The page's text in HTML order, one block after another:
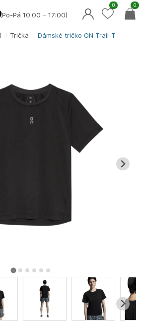
Trička Dámské tričko ON Trail-T
(Po-Pá 10:00 – 17:00)
0
0